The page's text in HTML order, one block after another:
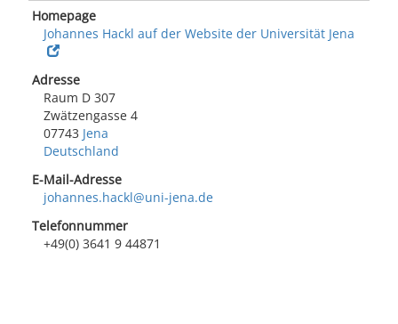
Homepage
Johannes Hackl auf der Website der Universität Jena
Adresse
Raum D 307
Zwätzengasse 4
07743 Jena
Deutschland
E-Mail-Adresse
johannes.hackl@uni-jena.de
Telefonnummer
+49(0) 3641 9 44871